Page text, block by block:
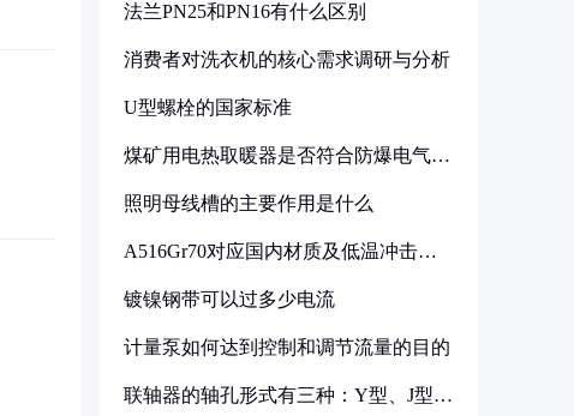
法兰PN25和PN16有什么区别
消费者对洗衣机的核心需求调研与分析
U型螺栓的国家标准
煤矿用电热取暖器是否符合防爆电气设
照明母线槽的主要作用是什么
A516Gr70对应国内材质及低温冲击要
镀镍钢带可以过多少电流
计量泵如何达到控制和调节流量的目的
联轴器的轴孔形式有三种：Y型、J型、